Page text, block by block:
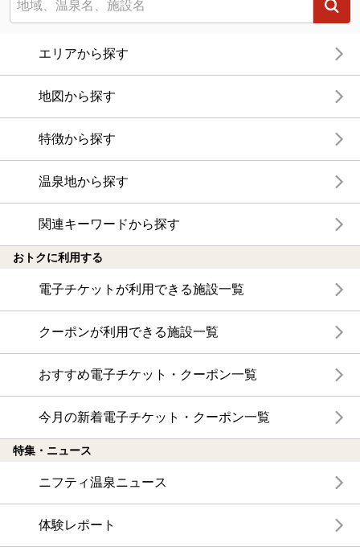
エリアから探す
地図から探す
特徴から探す
温泉地から探す
関連キーワードから探す
おトクに利用する
電子チケットが利用できる施設一覧
クーポンが利用できる施設一覧
おすすめ電子チケット・クーポン一覧
今月の新着電子チケット・クーポン一覧
特集・ニュース
ニフティ温泉ニュース
体験レポート